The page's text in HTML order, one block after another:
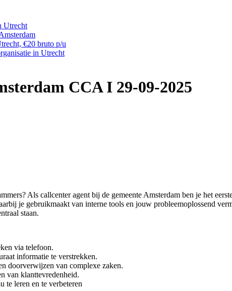
Utrecht
€20 bruto p/u
in Utrecht
CCA I 29-09-2025
Als callcenter agent bij de gemeente Amsterdam ben je het
je gebruikmaakt van interne tools en jouw probleemoplossend
staan.
via telefoon.
informatie te verstrekken.
doorverwijzen van complexe zaken.
van klanttevredenheid.
te leren en te verbeteren